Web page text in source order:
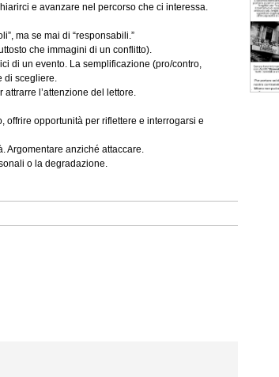
e avanzare nel percorso che ci interessa.
ma se mai di “responsabili.”
che immagini di un conflitto).
di un evento. La semplificazione (pro/contro,
di scegliere.
l’attenzione del lettore.
offrire opportunità per riflettere e interrogarsi e
Argomentare anziché attaccare.
o la degradazione.